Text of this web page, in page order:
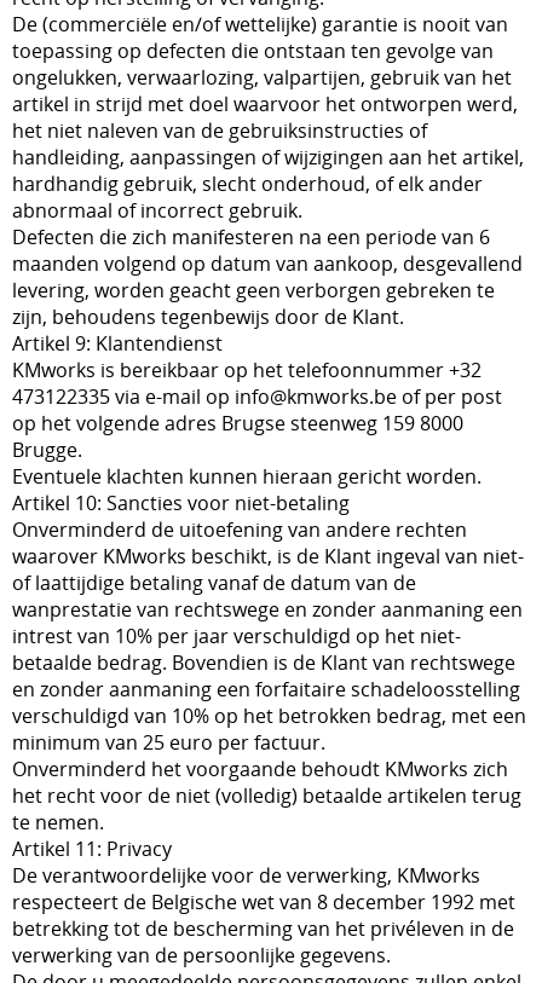
De (commerciële en/of wettelijke) garantie is nooit van
toepassing op defecten die ontstaan ten gevolge van
ongelukken, verwaarlozing, valpartijen, gebruik van het
artikel in strijd met doel waarvoor het ontworpen werd,
het niet naleven van de gebruiksinstructies of
handleiding, aanpassingen of wijzigingen aan het artikel,
hardhandig gebruik, slecht onderhoud, of elk ander
abnormaal of incorrect gebruik.
Defecten die zich manifesteren na een periode van 6
maanden volgend op datum van aankoop, desgevallend
levering, worden geacht geen verborgen gebreken te
zijn, behoudens tegenbewijs door de Klant.
Artikel 9: Klantendienst
KMworks is bereikbaar op het telefoonnummer +32
473122335 via e-mail op info@kmworks.be of per post
op het volgende adres Brugse steenweg 159 8000
Brugge.
Eventuele klachten kunnen hieraan gericht worden.
Artikel 10: Sancties voor niet-betaling
Onverminderd de uitoefening van andere rechten
waarover KMworks beschikt, is de Klant ingeval van niet-
of laattijdige betaling vanaf de datum van de
wanprestatie van rechtswege en zonder aanmaning een
intrest van 10% per jaar verschuldigd op het niet-
betaalde bedrag. Bovendien is de Klant van rechtswege
en zonder aanmaning een forfaitaire schadeloosstelling
verschuldigd van 10% op het betrokken bedrag, met een
minimum van 25 euro per factuur.
Onverminderd het voorgaande behoudt KMworks zich
het recht voor de niet (volledig) betaalde artikelen terug
te nemen.
Artikel 11: Privacy
De verantwoordelijke voor de verwerking, KMworks
respecteert de Belgische wet van 8 december 1992 met
betrekking tot de bescherming van het privéleven in de
verwerking van de persoonlijke gegevens.